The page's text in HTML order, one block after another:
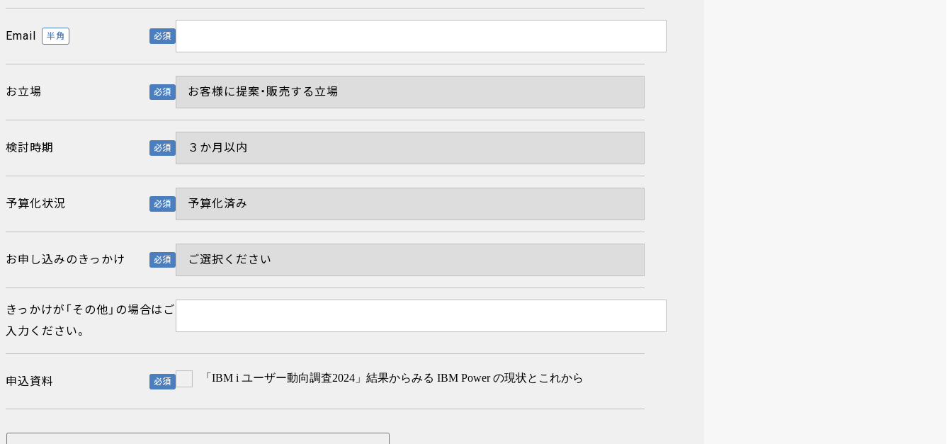
Email 必須
半角
お立場 必須
検討時期 必須
予算化状況 必須
お申し込みのきっかけ 必須
きっかけが「その他」の場合はご
入力ください。
申込資料 必須 「IBM i ユーザー動向調査2024」結果からみる IBM Power の現状とこれから